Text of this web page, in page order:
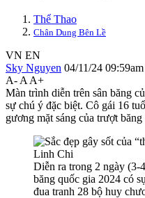
Thể Thao
Chân Dung Bên Lề
VN EN
Sky Nguyen 04/11/24 09:59am
A- A A+
Màn trình diễn trên sân băng
sự chú ý đặc biệt. Cô gái 16
gương mặt sáng của trượt
Diễn ra trong 2 ngày (3-
băng quốc gia 2024 có
đua tranh 28 bộ huy